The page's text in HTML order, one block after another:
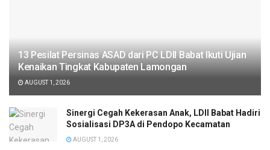
13 Pesilat Persinas ASAD dari PC LDII Babat Ikuti Ujian
Kenaikan Tingkat Kabupaten Lamongan
AUGUST 1, 2026
Sinergi Cegah Kekerasan Anak, LDII Babat Hadiri
Sosialisasi DP3A di Pendopo Kecamatan
AUGUST 1, 2026